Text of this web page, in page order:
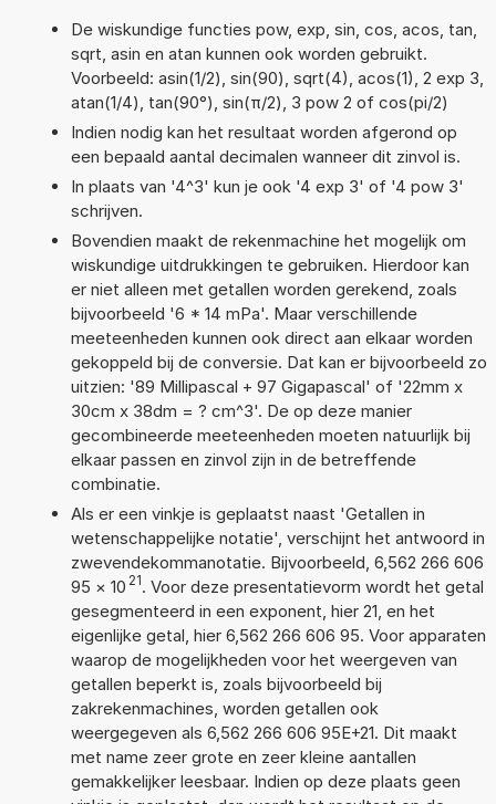
De wiskundige functies pow, exp, sin, cos, acos, tan,
sqrt, asin en atan kunnen ook worden gebruikt.
Voorbeeld: asin(1/2), sin(90), sqrt(4), acos(1), 2 exp 3,
atan(1/4), tan(90°), sin(π/2), 3 pow 2 of cos(pi/2)
Indien nodig kan het resultaat worden afgerond op
een bepaald aantal decimalen wanneer dit zinvol is.
In plaats van '4^3' kun je ook '4 exp 3' of '4 pow 3'
schrijven.
Bovendien maakt de rekenmachine het mogelijk om
wiskundige uitdrukkingen te gebruiken. Hierdoor kan
er niet alleen met getallen worden gerekend, zoals
bijvoorbeeld '6 * 14 mPa'. Maar verschillende
meeteenheden kunnen ook direct aan elkaar worden
gekoppeld bij de conversie. Dat kan er bijvoorbeeld zo
uitzien: '89 Millipascal + 97 Gigapascal' of '22mm x
30cm x 38dm = ? cm^3'. De op deze manier
gecombineerde meeteenheden moeten natuurlijk bij
elkaar passen en zinvol zijn in de betreffende
combinatie.
Als er een vinkje is geplaatst naast 'Getallen in
wetenschappelijke notatie', verschijnt het antwoord in
zwevendekommanotatie. Bijvoorbeeld, 6,562 266 606
95 × 10 21. Voor deze presentatievorm wordt het getal
gesegmenteerd in een exponent, hier 21, en het
eigenlijke getal, hier 6,562 266 606 95. Voor apparaten
waarop de mogelijkheden voor het weergeven van
getallen beperkt is, zoals bijvoorbeeld bij
zakrekenmachines, worden getallen ook
weergegeven als 6,562 266 606 95E+21. Dit maakt
met name zeer grote en zeer kleine aantallen
gemakkelijker leesbaar. Indien op deze plaats geen